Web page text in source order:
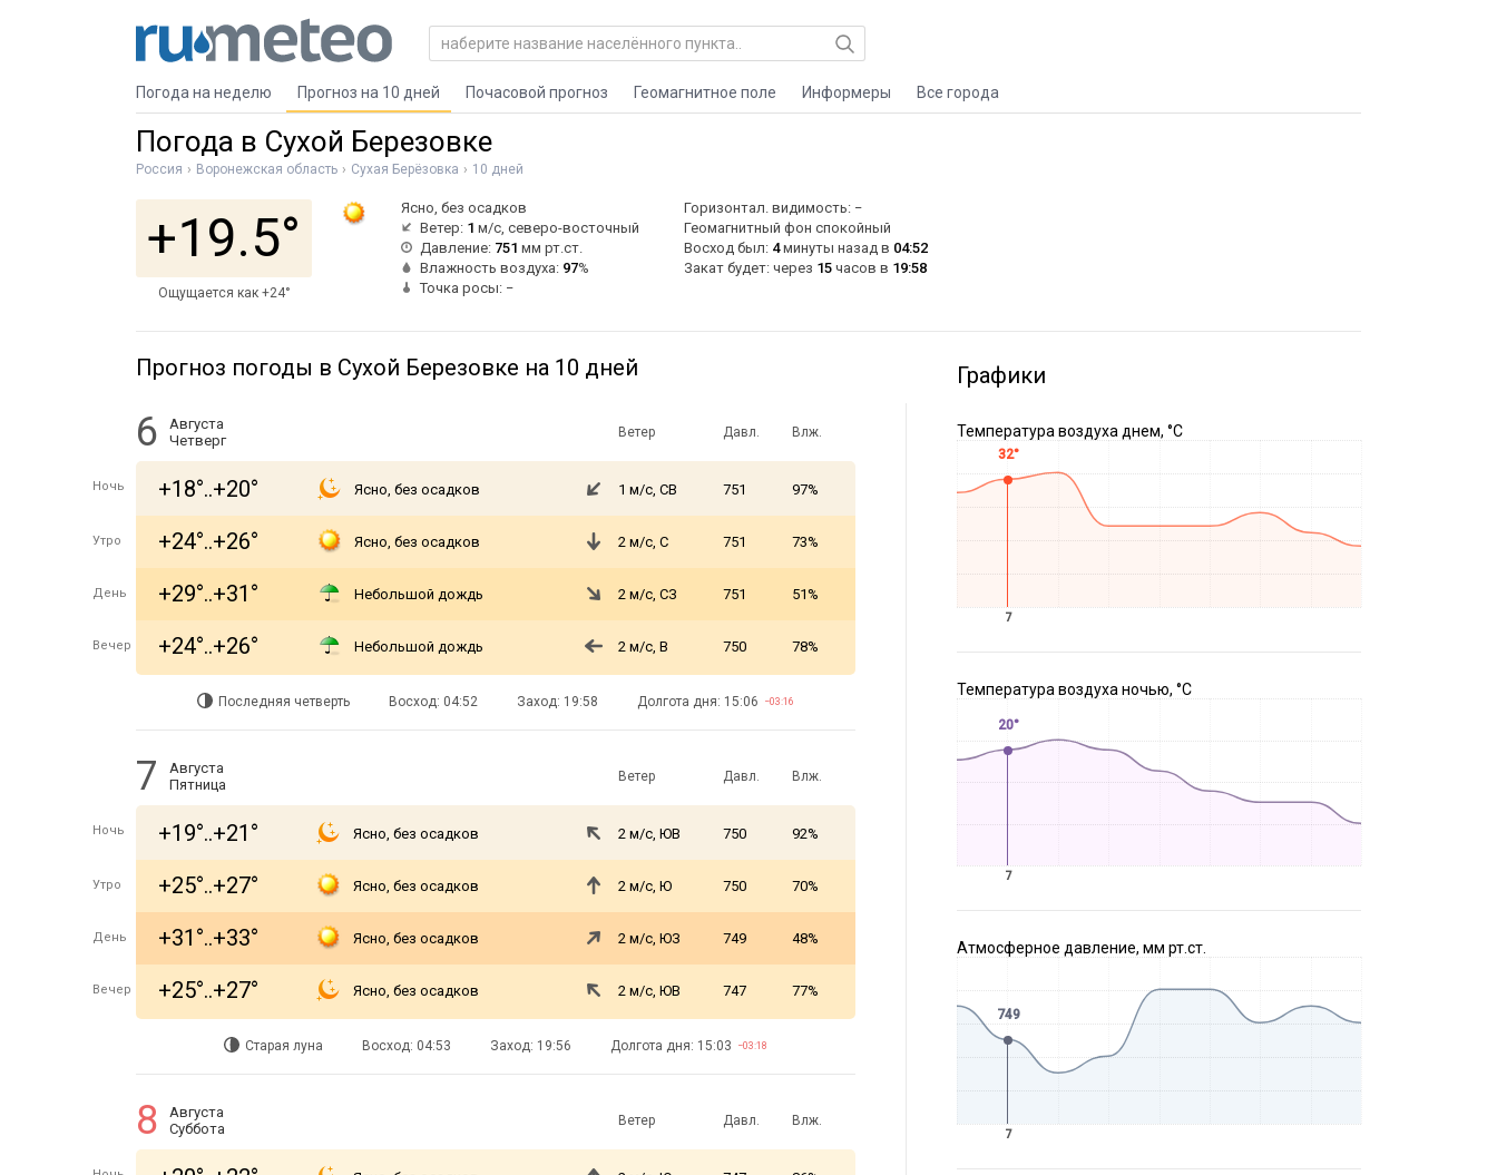
Погода на неделю Прогноз на 10 дней Почасовой прогноз Геомагнитное поле Информеры Все города
Погода в Сухой Березовке
Россия Воронежская область Сухая Берёзовка 10 дней
+19.5°
Ощущается как +24°
Ясно, без осадков
Ветер: 1 м/с, северо-восточный
Давление: 751 мм рт.ст.
Влажность воздуха: 97%
Точка росы: −
Горизонтал. видимость: −
Геомагнитный фон спокойный
Восход был: 4минуты назад в 04:52
Закат будет: через 15 часов в 19:58
Прогноз погоды в Сухой Березовке на 10 дней
6
Августа
Четверг
Ветер Давл. Влж.
Ночь +18°..+20° Ясно, без осадков 1 м/с, СВ 751 97%
Утро +24°..+26° Ясно, без осадков 2 м/с, С 751 73%
День +29°..+31° Небольшой дождь 2 м/с, СЗ 751 51%
Вечер +24°..+26° Небольшой дождь 2 м/с, В 750 78%
Последняя четверть Восход: 04:52 Заход: 19:58 Долгота дня: 15:06 −03:16
7
Августа
Пятница
Ветер Давл. Влж.
Ночь +19°..+21° Ясно, без осадков 2 м/с, ЮВ 750 92%
Утро +25°..+27° Ясно, без осадков 2 м/с, Ю 750 70%
День +31°..+33° Ясно, без осадков 2 м/с, ЮЗ 749 48%
Вечер +25°..+27° Ясно, без осадков 2 м/с, ЮВ 747 77%
Старая луна Восход: 04:53 Заход: 19:56 Долгота дня: 15:03 −03:18
8
Августа
Суббота
Ветер Давл. Влж.
Графики
Температура воздуха днем, °C
32°
7
Температура воздуха ночью, °C
20°
7
Атмосферное давление, мм рт.ст.
749
7